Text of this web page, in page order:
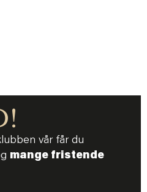
vår får du
mange fristende